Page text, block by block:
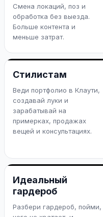
Смена локаций, поз и
обработка без выезда.
Больше контента и
меньше затрат.
Стилистам
Веди портфолио в Клаути,
создавай луки и
зарабатывай на
примерках, продажах
вещей и консультациях.
Идеальный
гардероб
Разбери гардероб, пойми,